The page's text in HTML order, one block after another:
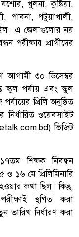
খুলনা, কুষ্টিয়া,
পাবনা, পটুয়াখালী,
এ জেলাগুলোর নয়
পরীক্ষার প্রার্থীদের
আগামী ৩০ ডিসেম্বর
স্কুল পর্যায় এবং স্কুল
প্রিলি অনুষ্ঠিত
নির্ধারিত ওয়েবসাইট
ভিজিট
শিক্ষক নিবন্ধন
ও ১৬ মে প্রিলিমিনারি
কথা ছিল। কিন্তু,
স্থগিত করা
তারিখ নির্ধারণ করা